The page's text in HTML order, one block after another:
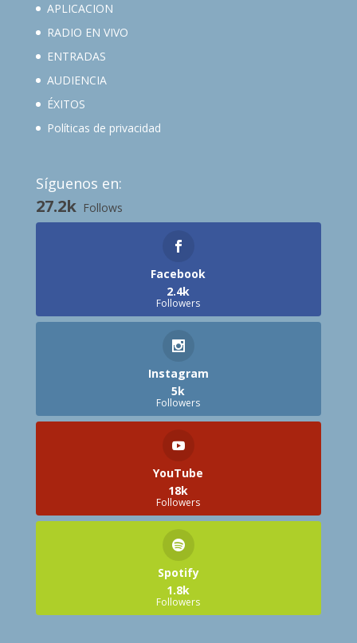
APLICACION
RADIO EN VIVO
ENTRADAS
AUDIENCIA
ÉXITOS
Políticas de privacidad
Síguenos en:
27.2k Follows
Facebook
2.4k
Followers
Instagram
5k
Followers
YouTube
18k
Followers
Spotify
1.8k
Followers